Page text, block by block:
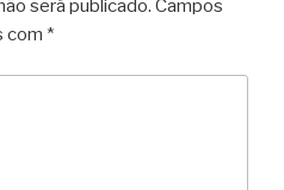
será publicado. Campos
com *